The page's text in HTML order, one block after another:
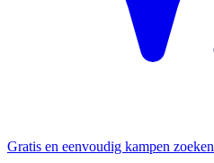
Gratis en eenvoudig kampen zoeken